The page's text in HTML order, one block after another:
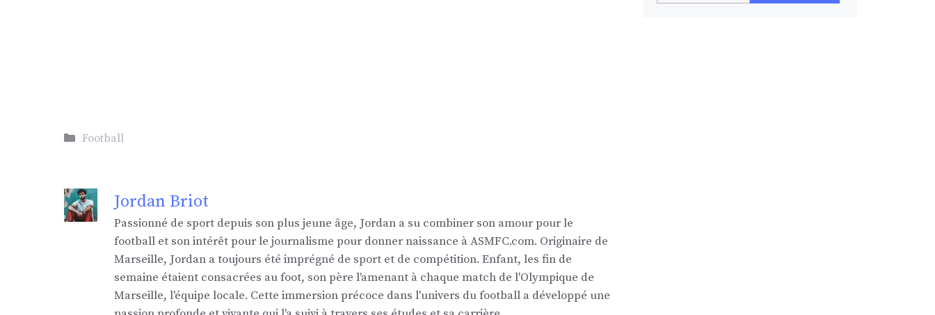
Catégories
Football
Jordan Briot
Passionné de sport depuis son plus jeune âge, Jordan a su combiner son amour pour le
football et son intérêt pour le journalisme pour donner naissance à ASMFC.com. Originaire de
Marseille, Jordan a toujours été imprégné de sport et de compétition. Enfant, les fin de
semaine étaient consacrées au foot, son père l'amenant à chaque match de l'Olympique de
Marseille, l'équipe locale. Cette immersion précoce dans l'univers du football a développé une